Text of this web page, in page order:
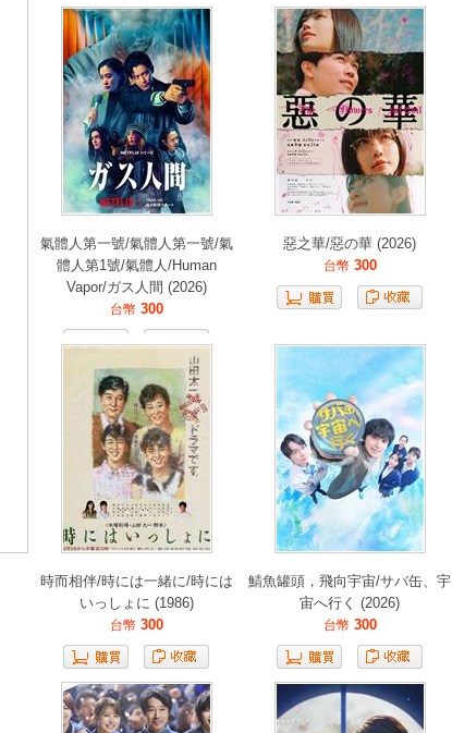
氣體人第一號/氣體人第一號/氣
體人第1號/氣體人/Human
Vapor/ガス人間 (2026)
台幣 300
惡之華/惡の華 (2026)
台幣 300
時而相伴/時には一緒に/時には
いっしょに (1986)
台幣 300
鯖魚罐頭，飛向宇宙/サバ缶、宇
宙へ行く (2026)
台幣 300